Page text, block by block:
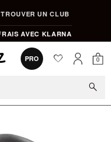
TROUVER UN CLUB
AVEC KLARNA
PRO favorite0
0
search